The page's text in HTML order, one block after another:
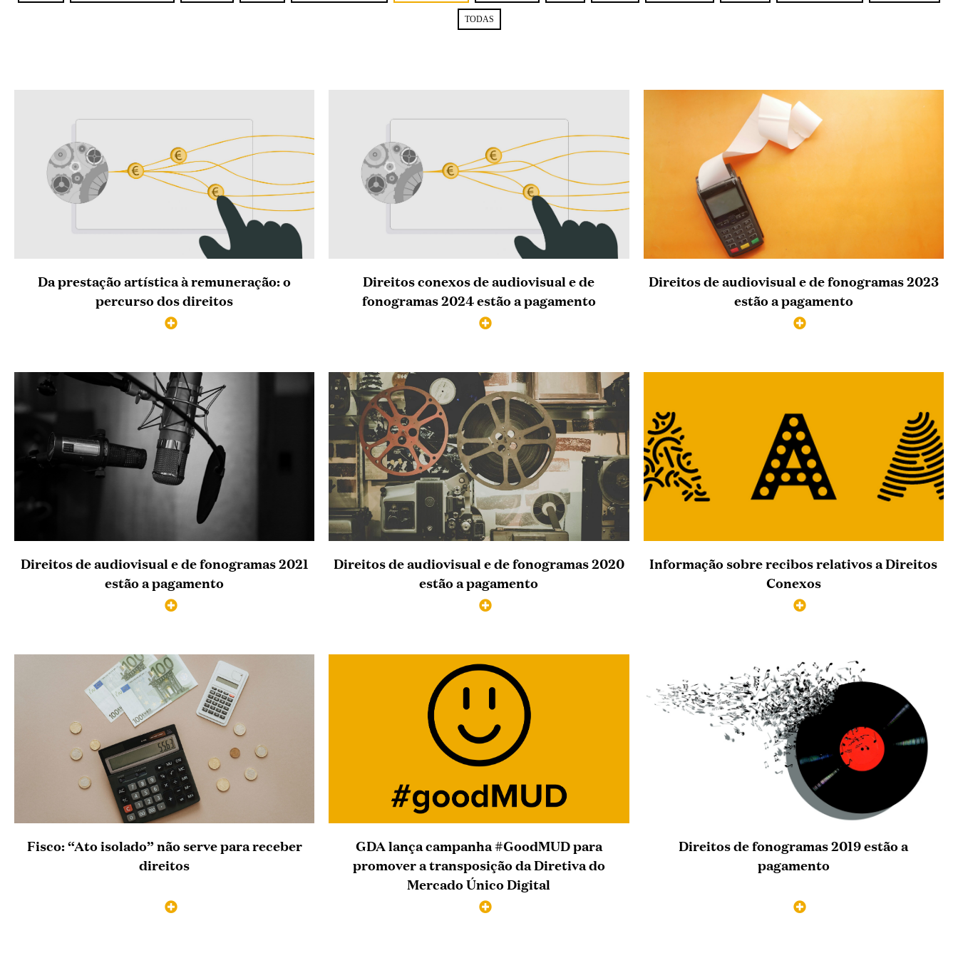
TODAS
Da prestação artística à remuneração: o
percurso dos direitos
Direitos conexos de audiovisual e de
fonogramas 2024 estão a pagamento
Direitos de audiovisual e de fonogramas 2023
estão a pagamento
Direitos de audiovisual e de fonogramas 2021
estão a pagamento
Direitos de audiovisual e de fonogramas 2020
estão a pagamento
Informação sobre recibos relativos a Direitos
Conexos
Fisco: “Ato isolado” não serve para receber
direitos
GDA lança campanha #GoodMUD para
promover a transposição da Diretiva do
Mercado Único Digital
Direitos de fonogramas 2019 estão a
pagamento